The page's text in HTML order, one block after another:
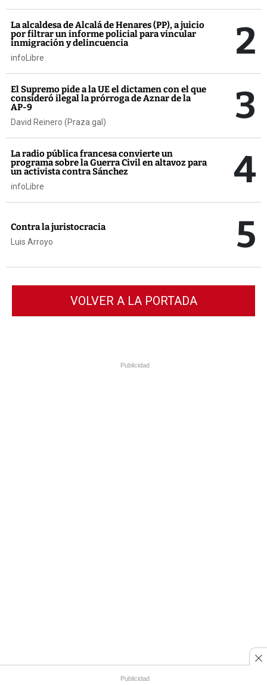
La alcaldesa de Alcalá de Henares (PP), a juicio
por filtrar un informe policial para vincular
inmigración y delincuencia
infoLibre 2
El Supremo pide a la UE el dictamen con el que
consideró ilegal la prórroga de Aznar de la
AP-9
David Reinero (Praza.gal) 3
La radio pública francesa convierte un
programa sobre la Guerra Civil en altavoz para
un activista contra Sánchez
infoLibre 4
Contra la juristocracia
Luis Arroyo 5
VOLVER A LA PORTADA
Publicidad
Publicidad